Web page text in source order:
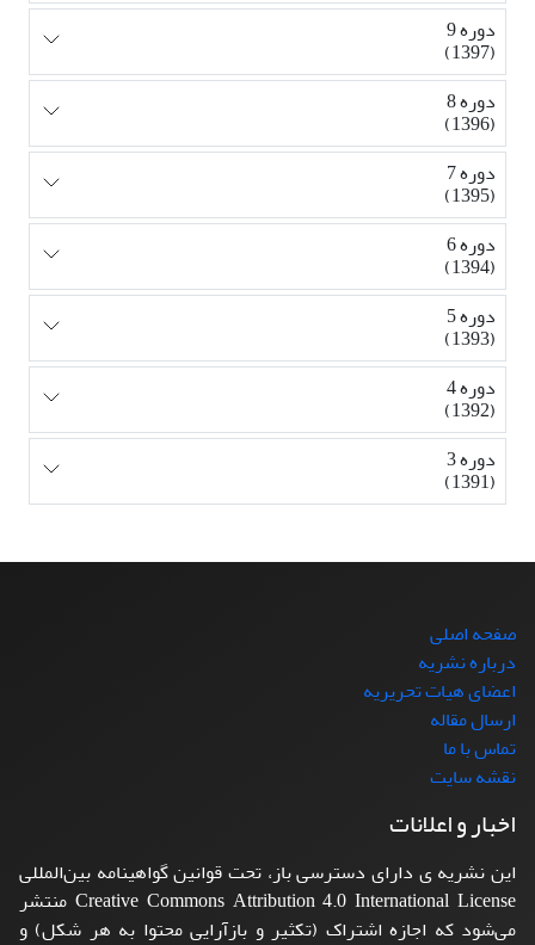
دوره 9
(1397)
دوره 8
(1396)
دوره 7
(1395)
دوره 6
(1394)
دوره 5
(1393)
دوره 4
(1392)
دوره 3
(1391)
صفحه اصلی
درباره نشریه
اعضای هیات تحریریه
ارسال مقاله
تماس با ما
نقشه سایت
اخبار و اعلانات
این نشریه ی دارای دسترسی باز، تحت قوانین گواهینامه بین‌المللی
Creative Commons Attribution 4.0 International License منتشر
می‌شود که اجازه اشتراک (تکثیر و بازآرایی محتوا به هر شکل) و